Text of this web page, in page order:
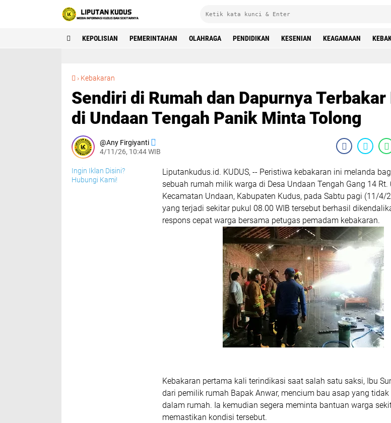
KEPOLISIAN PEMERINTAHAN OLAHRAGA PENDIDIKAN KESENIAN KEAGAMAAN
› Kebakaran
Sendiri di Rumah dan Dapurnya
di Undaan Tengah Panik Minta Tolong
Any Firgiyanti
4/11/26, 10:44 WIB
Ingin Iklan Disini?
Hubungi Kami!
Liputankudus.id. KUDUS, -- Peristiwa kebakaran ini melanda
sebuah rumah milik warga di Desa Undaan Tengah Gang 14 Rt.
Kecamatan Undaan, Kabupaten Kudus, pada Sabtu pagi (11/4/
yang terjadi sekitar pukul 08.00 WIB tersebut berhasil
respons cepat warga bersama petugas pemadam kebakaran.
Kebakaran pertama kali terindikasi saat salah satu saksi, Ibu
dari pemilik rumah Bapak Anwar, mencium bau asap yang
dalam rumah. Ia kemudian segera meminta bantuan warga
memastikan kondisi tersebut.